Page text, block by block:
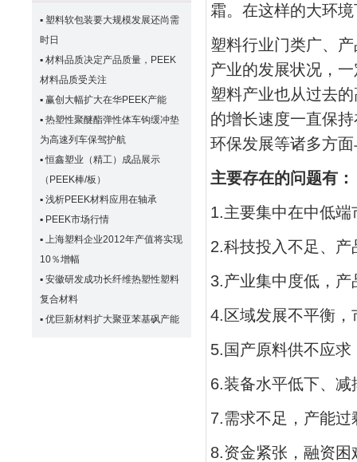
▪ 塑料软包装要大规模发展还尚需
时日
▪ 材料品质决定产品质量，PEEK
材料品质受关注
▪ 赢创大幅扩大在华PEEK产能
▪ 热塑性聚醚酯弹性体车钩缓冲垫
为高速列车保驾护航
▪恒鑫塑业（精工）成品展示
（PEEK棒/板）
▪ 浅析PEEK材料应用在轴承
▪ PEEK市场行情
▪ 上海塑料企业2012年产值将实现
10％增幅
▪ 安徽研发成功长纤维热塑性塑料
复合材料
▪ 优巨新材料扩大聚亚苯基砜产能
霜。在这样的大环
塑料行业门类广、
产业的发展状况，
塑料产业也从过去
的增长速度一直保
环保发展等诸多方
主要存在的问题有：
1.主要集中在中低
2.科技投入不足、产
3.产业集中度低，产
4.区域发展不平衡
5.国产原料供不应
6.装备水平低下、
7.需求不足，产能过
8.资金紧张，融资困